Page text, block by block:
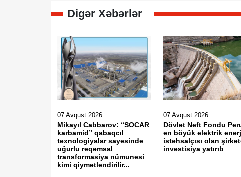
Digər Xəbərlər
07 Avqust 2026
Mikayıl Cabbarov: “SOCAR
karbamid” qabaqcıl
texnologiyalar sayəsində
uğurlu rəqəmsal
transformasiya nümunəsi
kimi qiymətləndirilir...
07 Avqust 2026
Dövlət Neft Fondu
ən böyük elektrik
istehsalçısı olan
investisiya yatırıb